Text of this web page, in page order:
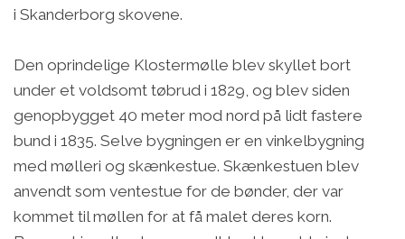
i Skanderborg skovene.
Den oprindelige Klostermølle blev skyllet bort
under et voldsomt tøbrud i 1829, og blev siden
genopbygget 40 meter mod nord på lidt fastere
bund i 1835. Selve bygningen er en vinkelbygning
med mølleri og skænkestue. Skænkestuen blev
anvendt som ventestue for de bønder, der var
kommet til møllen for at få malet deres korn.